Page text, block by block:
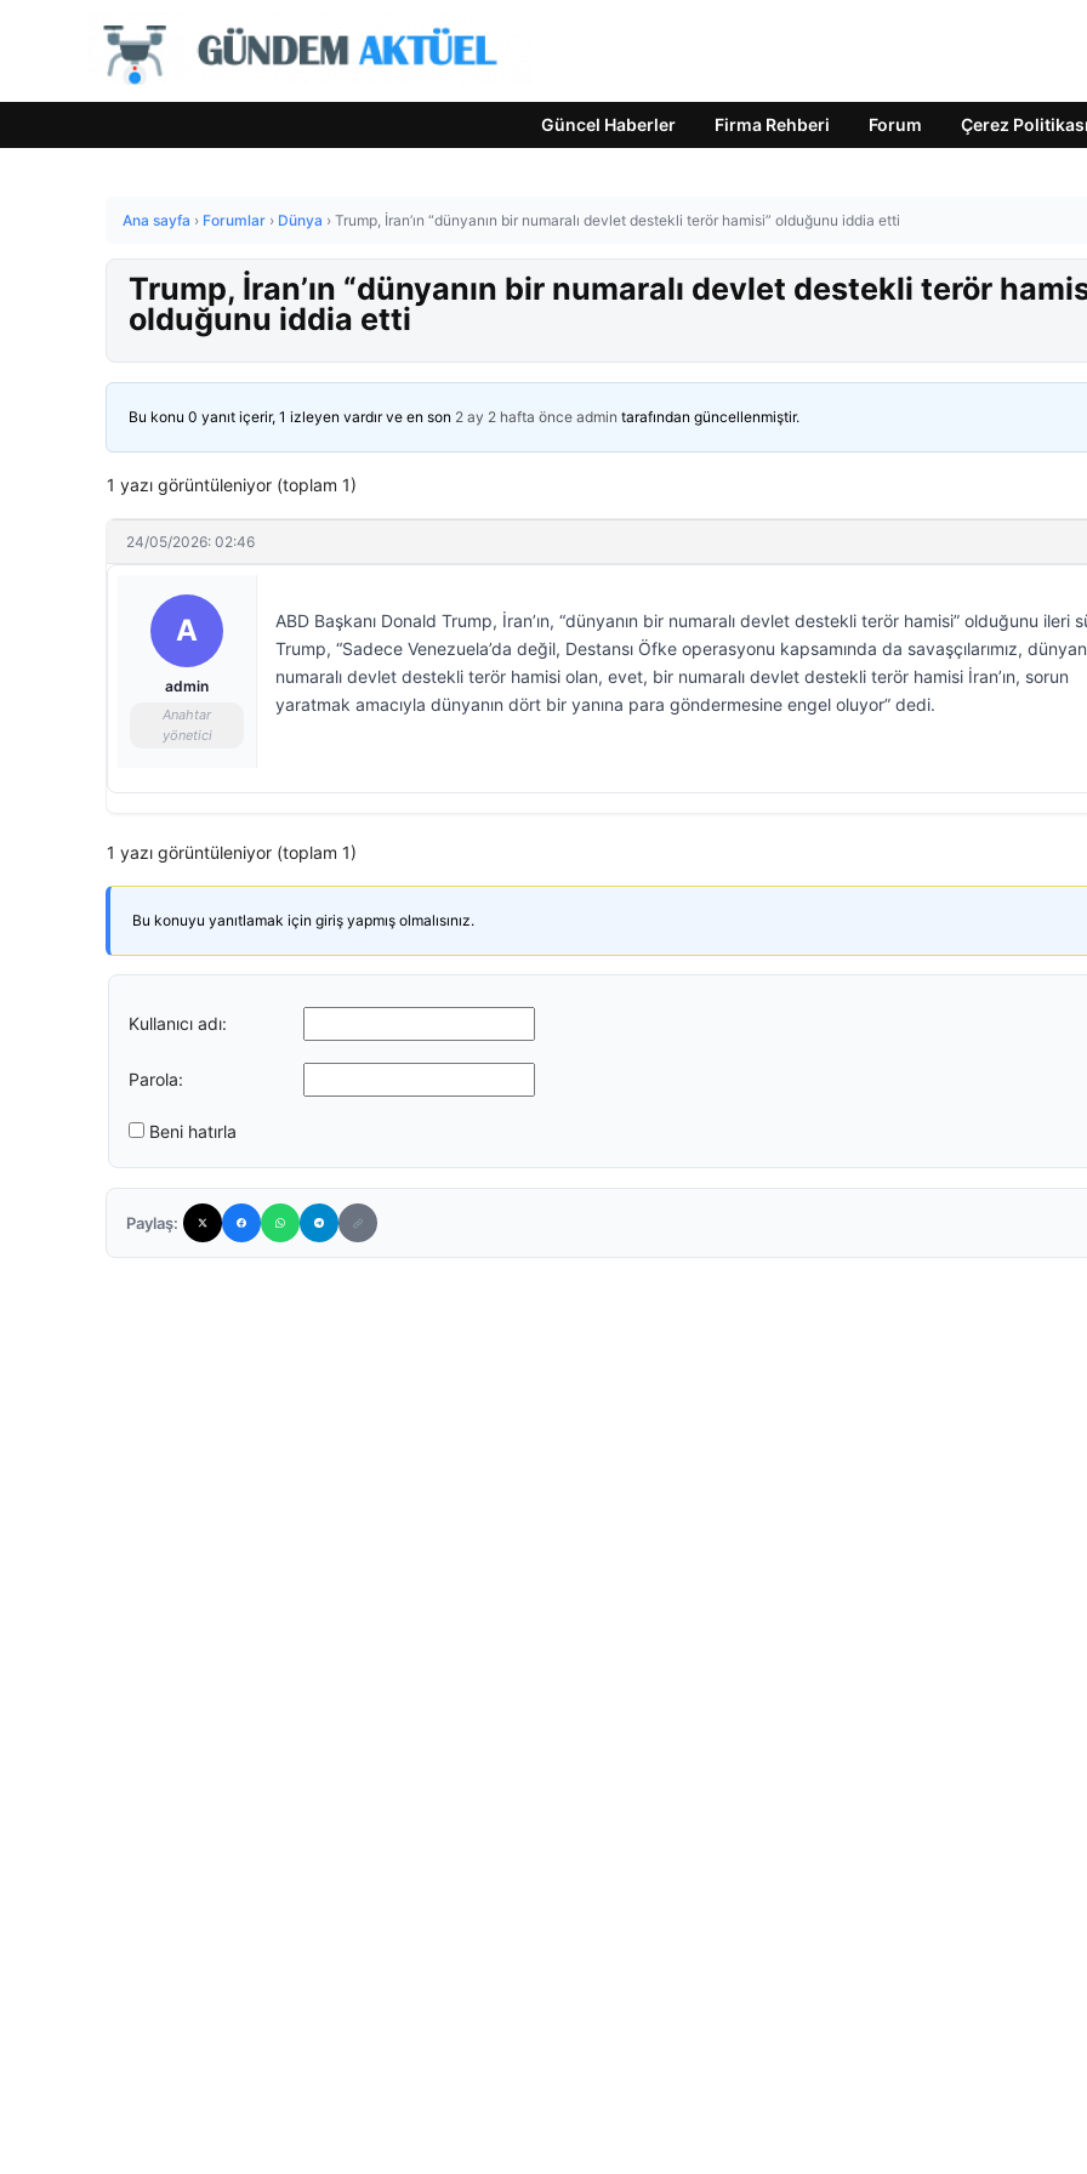
Güncel Haberler Firma Rehberi Forum Çerez Politikası
Ana sayfa › Forumlar › Dünya › Trump, İran’ın “dünyanın bir numaralı devlet destekli terör hamisi” olduğunu iddia etti
Trump, İran’ın “dünyanın bir numaralı devlet destekli terör
olduğunu iddia etti
Bu konu 0 yanıt içerir, 1 izleyen vardır ve en son 2 ay 2 hafta önce admin tarafından güncellenmiştir.
1 yazı görüntüleniyor (toplam 1)
24/05/2026: 02:46
A
admin
Anahtar
yönetici
ABD Başkanı Donald Trump, İran’ın, “dünyanın bir numaralı devlet destekli terör hamisi” olduğunu ileri
Trump, “Sadece Venezuela’da değil, Destansı Öfke operasyonu kapsamında da savaşçılarımız,
numaralı devlet destekli terör hamisi olan, evet, bir numaralı devlet destekli terör hamisi İran’ın, sorun
yaratmak amacıyla dünyanın dört bir yanına para göndermesine engel oluyor” dedi.
1 yazı görüntüleniyor (toplam 1)
Bu konuyu yanıtlamak için giriş yapmış olmalısınız.
Kullanıcı adı:
Parola:
Beni hatırla
Paylaş: